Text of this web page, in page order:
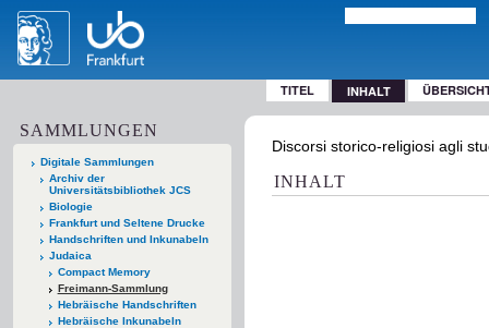
TITEL INHALT
SAMMLUNGEN
Digitale Sammlungen
Archiv der
Universitätsbibliothek JCS
Biologie
Frankfurt und Seltene Drucke
Handschriften und Inkunabeln
Judaica
Compact Memory
Freimann-Sammlung
Hebräische Handschriften
Hebräische Inkunabeln
Discorsi storico-religiosi agli
INHALT